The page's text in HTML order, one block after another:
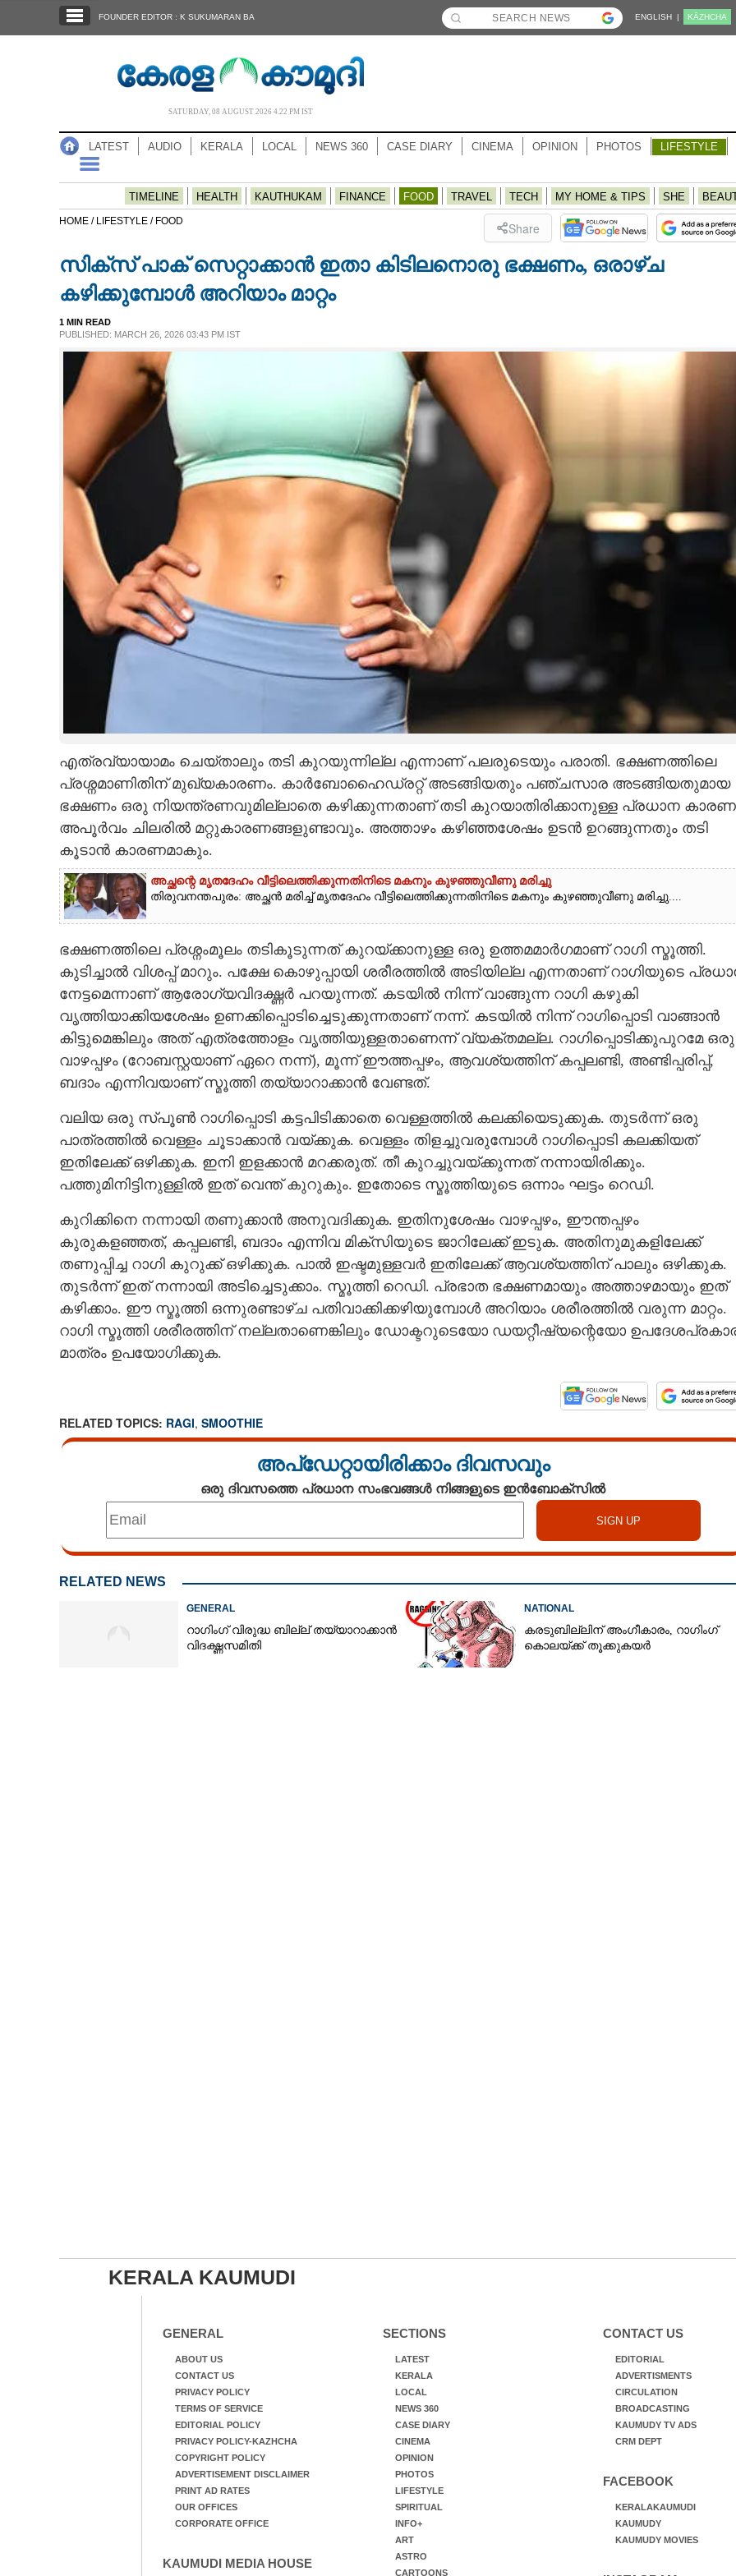
NOTIFIED NEWS
NEWS 360
CASE DIARY
SPIRITUAL
CARTOONS
LITERATURE
CONTACT US
FOUNDER EDITOR : K SUKUMARAN BA ENGLISH | KĀZHCHA
SATURDAY, 08 AUGUST 2026 4.22 PM IST
LATEST AUDIO KERALA LOCAL NEWS 360 CASE DIARY CINEMA OPINION PHOTOS LIFESTYLE
TIMELINE HEALTH KAUTHUKAM FINANCE FOOD TRAVEL TECH MY HOME & TIPS SHE
HOME / LIFESTYLE / FOOD Share
സിക്സ് പാക് സെറ്റാക്കാൻ ഇതാ കിടിലനൊരു ഭക്ഷണം, ഒരാഴ്ച
കഴിക്കുമ്പോൾ അറിയാം മാറ്റം
1 MIN READ
PUBLISHED: MARCH 26, 2026 03:43 PM IST
എത്രവ്യായാമം ചെയ്താലും തടി കുറയുന്നില്ല എന്നാണ് പലരുടെയും പരാതി. ഭക്ഷണത്തിലെ
പ്രശ്നമാണിതിന് മുഖ്യകാരണം. കാർബോഹൈഡ്രറ്റ് അടങ്ങിയതും പഞ്ചസാര അടങ്ങിയതുമായ
ഭക്ഷണം ഒരു നിയന്ത്രണവുമില്ലാതെ കഴിക്കുന്നതാണ് തടി കുറയാതിരിക്കാനുള്ള പ്രധാന
അപൂർവം ചിലരിൽ മറ്റുകാരണങ്ങളുണ്ടാവും. അത്താഴം കഴിഞ്ഞശേഷം ഉടൻ ഉറങ്ങുന്നതും തടി
കൂടാൻ കാരണമാകും.
അച്ഛന്റെ മൃതദേഹം വീട്ടിലെത്തിക്കുന്നതിനിടെ മകനും കുഴഞ്ഞുവീണു മരിച്ചു
തിരുവനന്തപുരം: അച്ഛൻ മരിച്ച് മൃതദേഹം വീട്ടിലെത്തിക്കുന്നതിനിടെ മകനും കുഴഞ്ഞുവീണു മരിച്ചു....
ഭക്ഷണത്തിലെ പ്രശ്നംമൂലം തടികൂടുന്നത് കുറയ്ക്കാനുള്ള ഒരു ഉത്തമമാർഗമാണ് റാഗി സ്മൂത്തി.
കുടിച്ചാൽ വിശപ്പ് മാറും. പക്ഷേ കൊഴുപ്പായി ശരീരത്തിൽ അടിയില്ല എന്നതാണ് റാഗിയുടെ
നേട്ടമെന്നാണ് ആരോഗ്യവിദഗ്ദ്ധർ പറയുന്നത്. കടയിൽ നിന്ന് വാങ്ങുന്ന റാഗി കഴുകി
വൃത്തിയാക്കിയശേഷം ഉണക്കിപ്പൊടിച്ചെടുക്കുന്നതാണ് നന്ന്. കടയിൽ നിന്ന് റാഗിപ്പൊടി വാങ്ങാൻ
കിട്ടുമെങ്കിലും അത് എത്രത്തോളം വൃത്തിയുള്ളതാണെന്ന് വ്യക്തമല്ല. റാഗിപ്പൊടിക്കുപുറമേ ഒരു
വാഴപ്പഴം (റോബസ്റ്റയാണ് ഏറെ നന്ന്), മൂന്ന് ഈത്തപ്പഴം, ആവശ്യത്തിന് കപ്പലണ്ടി, അണ്ടിപ്പരിപ്പ്,
ബദാം എന്നിവയാണ് സ്മൂത്തി തയ്യാറാക്കാൻ വേണ്ടത്.
വലിയ ഒരു സ്പൂൺ റാഗിപ്പൊടി കട്ടപിടിക്കാതെ വെള്ളത്തിൽ കലക്കിയെടുക്കുക. തുടർന്ന് ഒരു
പാത്രത്തിൽ വെള്ളം ചൂടാക്കാൻ വയ്ക്കുക. വെള്ളം തിളച്ചുവരുമ്പോൾ റാഗിപ്പൊടി കലക്കിയത്
ഇതിലേക്ക് ഒഴിക്കുക. ഇനി ഇളക്കാൻ മറക്കരുത്. തീ കുറച്ചുവയ്ക്കുന്നത് നന്നായിരിക്കും.
പത്തുമിനിട്ടിനുള്ളിൽ ഇത് വെന്ത് കുറുകും. ഇതോടെ സ്മൂത്തിയുടെ ഒന്നാം ഘട്ടം റെഡി.
കുറിക്കിനെ നന്നായി തണുക്കാൻ അനുവദിക്കുക. ഇതിനുശേഷം വാഴപ്പഴം, ഈന്തപ്പഴം
കുരുകളഞ്ഞത്, കപ്പലണ്ടി, ബദാം എന്നിവ മിക്സിയുടെ ജാറിലേക്ക് ഇടുക. അതിനുമുകളിലേക്ക്
തണുപ്പിച്ച റാഗി കുറുക്ക് ഒഴിക്കുക. പാൽ ഇഷ്ടമുള്ളവർ ഇതിലേക്ക് ആവശ്യത്തിന് പാലും ഒഴിക്കുക.
തുടർന്ന് ഇത് നന്നായി അടിച്ചെടുക്കാം. സ്മൂത്തി റെഡി. പ്രഭാത ഭക്ഷണമായും അത്താഴമായും ഇത്
കഴിക്കാം. ഈ സ്മൂത്തി ഒന്നുരണ്ടാഴ്ച പതിവാക്കിക്കഴിയുമ്പോൾ അറിയാം ശരീരത്തിൽ വരുന്ന മാറ്റം.
റാഗി സ്മൂത്തി ശരീരത്തിന് നല്ലതാണെങ്കിലും ഡോക്ടറുടെയോ ഡയറ്റീഷ്യന്റെയോ
മാത്രം ഉപയോഗിക്കുക.
RELATED TOPICS: RAGI, SMOOTHIE
അപ്ഡേറ്റായിരിക്കാം ദിവസവും
ഒരു ദിവസത്തെ പ്രധാന സംഭവങ്ങൾ നിങ്ങളുടെ ഇൻബോക്സിൽ
RELATED NEWS
GENERAL
റാഗിംഗ് വിരുദ്ധ ബില്ല് തയ്യാറാക്കാൻ
വിദഗ്ദ്ധസമിതി
NATIONAL
കരടുബില്ലിന് അംഗീകാരം,​ റാഗിംഗ്
കൊലയ്ക്ക് തൂക്കുകയർ
KERALA KAUMUDI
GENERAL
ABOUT US
CONTACT US
PRIVACY POLICY
TERMS OF SERVICE
EDITORIAL POLICY
PRIVACY POLICY-KAZHCHA
COPYRIGHT POLICY
ADVERTISEMENT DISCLAIMER
PRINT AD RATES
OUR OFFICES
CORPORATE OFFICE
KAUMUDI MEDIA HOUSE
SECTIONS
LATEST
KERALA
LOCAL
NEWS 360
CASE DIARY
CINEMA
OPINION
PHOTOS
LIFESTYLE
SPIRITUAL
INFO+
ART
ASTRO
CARTOONS
CONTACT US
EDITORIAL
ADVERTISMENTS
CIRCULATION
BROADCASTING
KAUMUDY TV ADS
CRM DEPT
FACEBOOK
KERALAKAUMUDI
KAUMUDY
KAUMUDY MOVIES
Share this link
Copy Link